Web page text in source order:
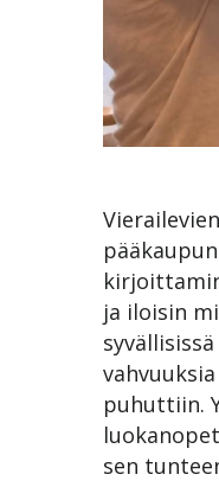
ja iloisin
puhuttiin.
sen